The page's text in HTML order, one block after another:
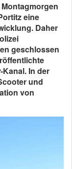
eine
Daher
geschlossen
In der
und
von